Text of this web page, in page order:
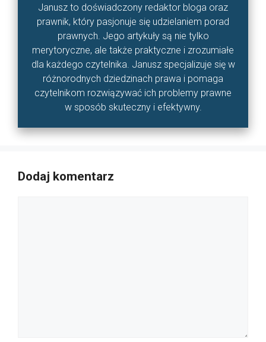
Janusz to doświadczony redaktor bloga oraz
prawnik, który pasjonuje się udzielaniem porad
prawnych. Jego artykuły są nie tylko
merytoryczne, ale także praktyczne i zrozumiałe
dla każdego czytelnika. Janusz specjalizuje się w
różnorodnych dziedzinach prawa i pomaga
czytelnikom rozwiązywać ich problemy prawne
w sposób skuteczny i efektywny.
Dodaj komentarz